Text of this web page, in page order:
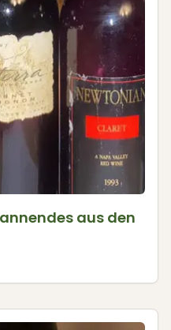
aus den